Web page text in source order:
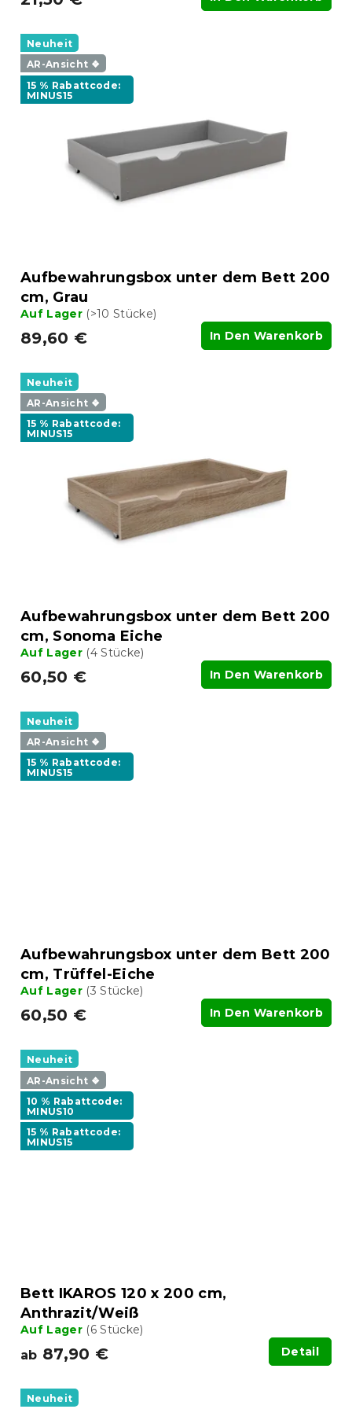
Neuheit
AR-Ansicht ❖
15 % Rabattcode:
MINUS15
Aufbewahrungsbox unter dem Bett 200
cm, Grau
Auf Lager (>10 Stücke)
89,60 € In Den Warenkorb
Neuheit
AR-Ansicht ❖
15 % Rabattcode:
MINUS15
Aufbewahrungsbox unter dem Bett 200
cm, Sonoma Eiche
Auf Lager (4 Stücke)
60,50 € In Den Warenkorb
Neuheit
AR-Ansicht ❖
15 % Rabattcode:
MINUS15
Aufbewahrungsbox unter dem Bett 200
cm, Trüffel-Eiche
Auf Lager (3 Stücke)
60,50 € In Den Warenkorb
Neuheit
AR-Ansicht ❖
10 % Rabattcode:
MINUS10
15 % Rabattcode:
MINUS15
Bett IKAROS 120 x 200 cm,
Anthrazit/Weiß
Auf Lager (6 Stücke)
ab 87,90 € Detail
Neuheit